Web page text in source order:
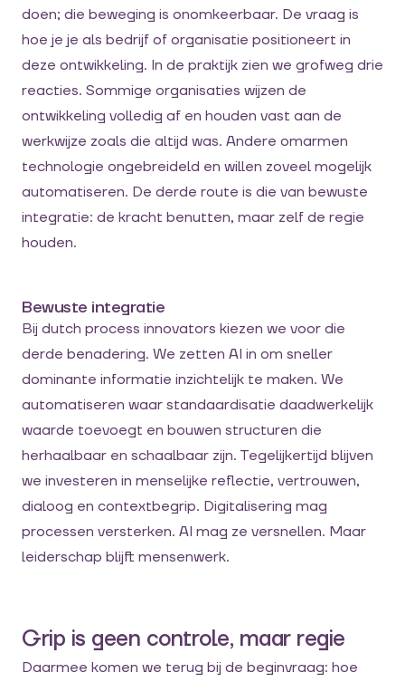
doen; die beweging is onomkeerbaar. De vraag is
hoe je je als bedrijf of organisatie positioneert in
deze ontwikkeling. In de praktijk zien we grofweg drie
reacties. Sommige organisaties wijzen de
ontwikkeling volledig af en houden vast aan de
werkwijze zoals die altijd was. Andere omarmen
technologie ongebreideld en willen zoveel mogelijk
automatiseren. De derde route is die van bewuste
integratie: de kracht benutten, maar zelf de regie
houden.
Bewuste integratie
Bij dutch process innovators kiezen we voor die
derde benadering. We zetten AI in om sneller
dominante informatie inzichtelijk te maken. We
automatiseren waar standaardisatie daadwerkelijk
waarde toevoegt en bouwen structuren die
herhaalbaar en schaalbaar zijn. Tegelijkertijd blijven
we investeren in menselijke reflectie, vertrouwen,
dialoog en contextbegrip. Digitalisering mag
processen versterken. AI mag ze versnellen. Maar
leiderschap blijft mensenwerk.
Grip is geen controle, maar regie
Daarmee komen we terug bij de beginvraag: hoe